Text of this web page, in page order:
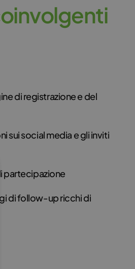
oinvolgenti
di registrazione e del
sui social media e gli inviti
partecipazione
di follow-up ricchi di